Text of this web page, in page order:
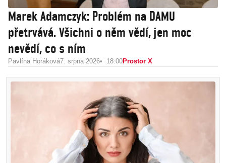
Marek Adamczyk: Problém na DAMU
přetrvává. Všichni o něm vědí, jen moc
nevědí, co s ním
Pavlína Horáková7. srpna 2026 18:00Prostor X